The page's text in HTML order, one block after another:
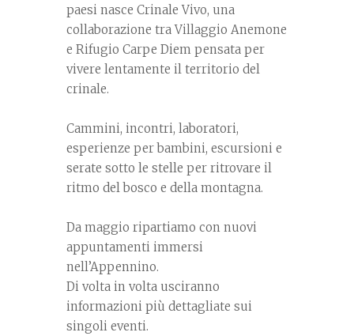
paesi nasce Crinale Vivo, una
collaborazione tra Villaggio Anemone
e Rifugio Carpe Diem pensata per
vivere lentamente il territorio del
crinale.
Cammini, incontri, laboratori,
esperienze per bambini, escursioni e
serate sotto le stelle per ritrovare il
ritmo del bosco e della montagna.
Da maggio ripartiamo con nuovi
appuntamenti immersi
nell’Appennino.
Di volta in volta usciranno
informazioni più dettagliate sui
singoli eventi.